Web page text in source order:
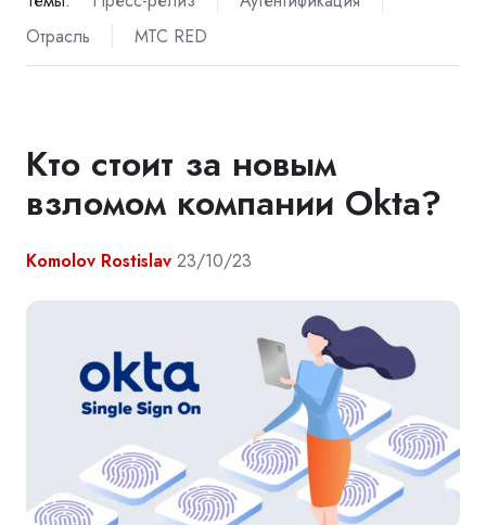
Отрасль
МТС RED
Кто стоит за новым
взломом компании Okta?
Komolov Rostislav 23/10/23